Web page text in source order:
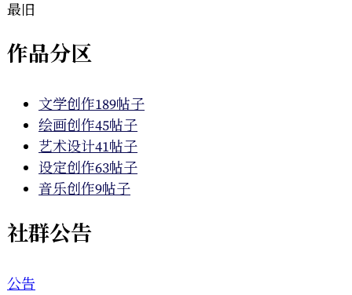
最旧
作品分区
文学创作189帖子
绘画创作45帖子
艺术设计41帖子
设定创作63帖子
音乐创作9帖子
社群公告
公告